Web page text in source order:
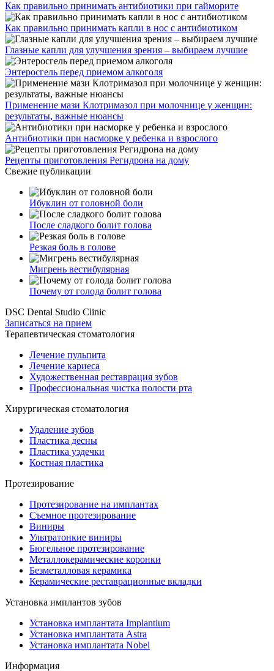
Как правильно принимать антибиотики при гайморите
Как правильно принимать капли в нос с антибиотиком
Глазные капли для улучшения зрения – выбираем лучшие
Энтеросгель перед приемом алкоголя
Применение мази Клотримазол при молочнице у женщин:
результаты, важные нюансы
Антибиотики при насморке у ребенка и взрослого
Рецепты приготовления Регидрона на дому
Свежие публикации
Ибуклин от головной боли
После сладкого болит голова
Резкая боль в голове
Мигрень вестибулярная
Почему от голода болит голова
DSC Dental Studio Clinic
Записаться на прием
Терапевтическая стоматология
Лечение пульпита
Лечение кариеса
Художественная реставрация зубов
Профессиональная чистка полости рта
Хирургическая стоматология
Удаление зубов
Пластика десны
Пластика уздечки
Костная пластика
Протезирование
Протезирование на имплантах
Съемное протезирование
Виниры
Ультратонкие виниры
Бюгельное протезирование
Металлокерамические коронки
Безметалловая керамика
Керамические реставрационные вкладки
Установка имплантов зубов
Установка имплантата Implantium
Установка имплантата Astra
Установка имплантата Nobel
Информация